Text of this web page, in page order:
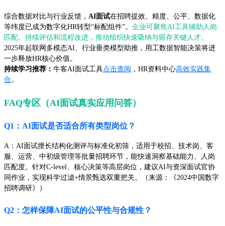
综合数据对比与行业反馈， AI面试在招聘提效、精度、公平、数据化
等纬度已成为数字化HR转型“标配组件”。 企业可聚焦AI工具辅助人岗
匹配、持续评估和流程改进，推动组织快速吸纳与留存关键人才。
2025年起联网多模态AI、行业垂类模型助推，用工数据智能决策将进
一步释放HR核心价值。
持续学习推荐： 牛客AI面试工具点击查阅 ，HR资料中心高效实践集
合。
FAQ专区（AI面试真实应用问答）
Q1：AI面试是否适合所有类型岗位？
A：AI面试擅长结构化测评与标准化初筛，适用于校招、技术岗、客
服、运营、中初级管理等批量招聘环节，能快速洞察基础能力、人岗
匹配度。针对C-level、核心决策等高层岗位，建议AI与资深面试官协
同作业，实现科学过滤+情景甄选双重把关。（来源：《2024中国数字
招聘调研》）
Q2：怎样保障AI面试的公平性与合规性？